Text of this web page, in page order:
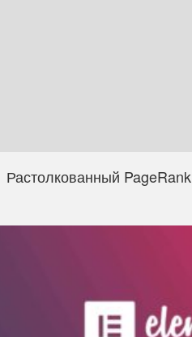
Растолкованный PageRank